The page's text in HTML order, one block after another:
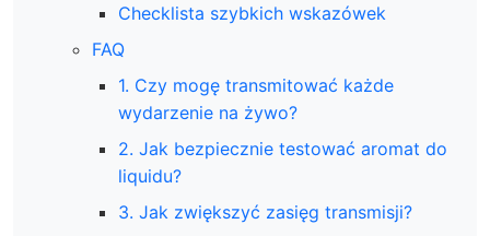
Checklista szybkich wskazówek
FAQ
1. Czy mogę transmitować każde
wydarzenie na żywo?
2. Jak bezpiecznie testować aromat do
liquidu?
3. Jak zwiększyć zasięg transmisji?